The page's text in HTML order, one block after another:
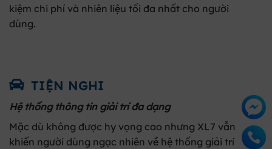
kiệm chi phí và nhiên liệu tối đa nhất cho người
dùng.
TIỆN NGHI
Hệ thống thông tin giải trí đa dạng
Mặc dù không được hy vọng cao nhưng XL7 vẫn
khiến người dùng ngạc nhiên về hệ thống giải trí